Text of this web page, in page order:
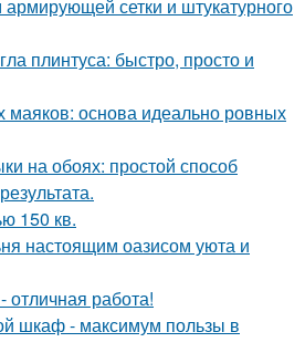
сетки и штукатурного
плинтуса: быстро, просто и
маяков: основа идеально ровных
на обоях: простой способ
150 кв.
настоящим оазисом уюта и
работа!
шкаф - максимум пользы в